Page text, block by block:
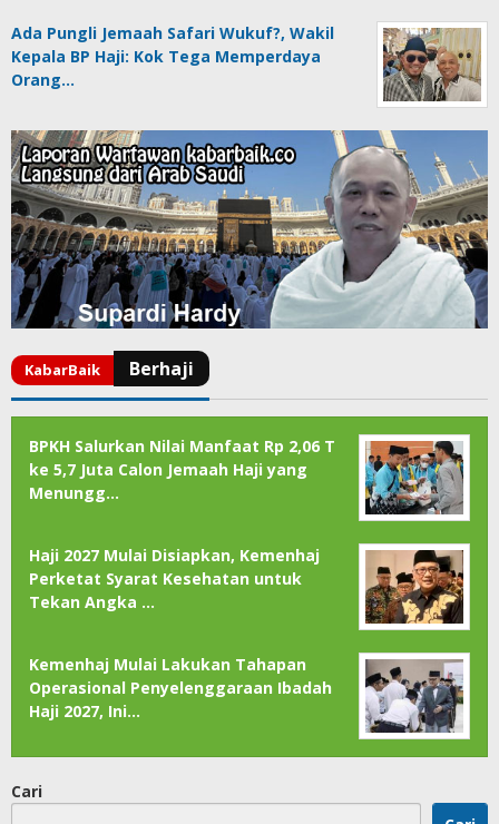
Ada Pungli Jemaah Safari Wukuf?, Wakil
Kepala BP Haji: Kok Tega Memperdaya
Orang…
BPKH Salurkan Nilai Manfaat Rp 2,06 T
ke 5,7 Juta Calon Jemaah Haji yang
Menungg…
Haji 2027 Mulai Disiapkan, Kemenhaj
Perketat Syarat Kesehatan untuk
Tekan Angka …
Kemenhaj Mulai Lakukan Tahapan
Operasional Penyelenggaraan Ibadah
Haji 2027, Ini…
Cari